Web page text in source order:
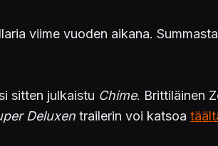
viime vuoden aikana.
sitten julkaistu Chime. Brittiläinen
Deluxen trailerin voi katsoa